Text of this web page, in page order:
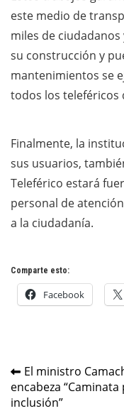
este medio de
miles de
su construcción y
mantenimientos se
todos los teleféricos
Finalmente, la
sus usuarios,
Teleférico estará
personal de
a la ciudadanía.
Comparte esto:
Facebook
Navegación
de
El ministro
encabeza “Caminata
inclusión”